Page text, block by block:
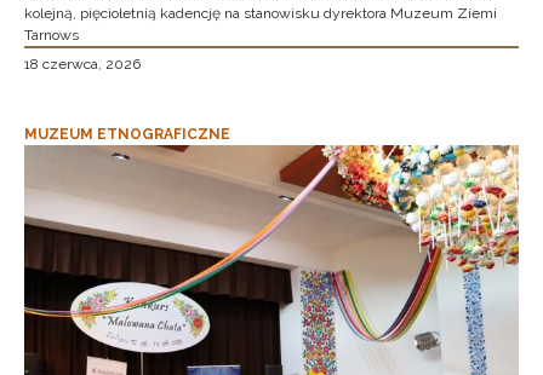
kolejną, pięcioletnią kadencję na stanowisku dyrektora Muzeum Ziemi
Tarnows
18 czerwca, 2026
MUZEUM ETNOGRAFICZNE